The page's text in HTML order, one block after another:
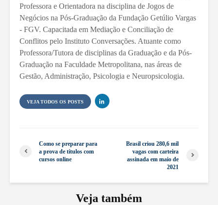
Professora e Orientadora na disciplina de Jogos de
Negócios na Pós-Graduação da Fundação Getúlio Vargas
- FGV. Capacitada em Mediação e Conciliação de
Conflitos pelo Instituto Conversações. Atuante como
Professora/Tutora de disciplinas da Graduação e da Pós-
Graduação na Faculdade Metropolitana, nas áreas de
Gestão, Administração, Psicologia e Neuropsicologia.
VEJA TODOS OS POSTS
Como se preparar para
a prova de títulos com
cursos online
Brasil criou 280,6 mil
vagas com carteira
assinada em maio de
2021
Veja também